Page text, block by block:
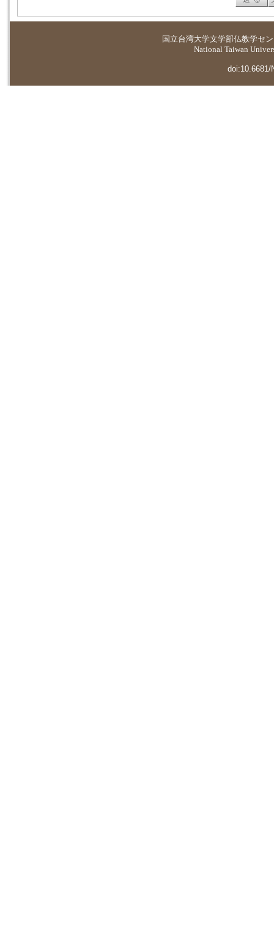
国立台湾大学文学部仏教学セ
National Taiwan
doi:10.6681/